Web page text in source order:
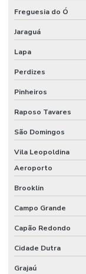
Equipamentos para
Equipamentos de
Espátula para
Espátula para
Espectrofotômetro
Espectrofotômetro
Estufa de secagem
Estufa de secagem
Fabricante de
Filtro de seringa
Filtro de ventilação
Freguesia do Ó
Jaraguá
Lapa
Perdizes
Pinheiros
Raposo Tavares
São Domingos
Vila Leopoldina
Aeroporto
Brooklin
Campo Grande
Capão Redondo
Cidade Dutra
Grajaú